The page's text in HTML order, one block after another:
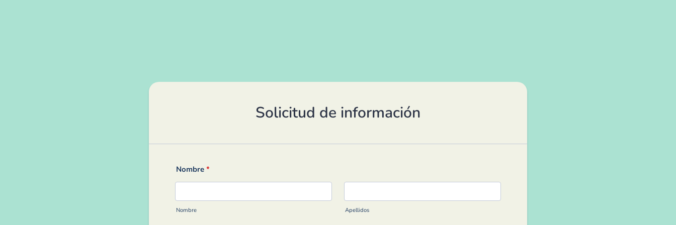
Solicitud de información
Nombre *
Nombre Apellidos